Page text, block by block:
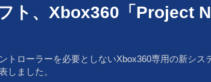
ト、Xbox360「Project
トローラーを必要としないXbox360専用の新シ
しました。